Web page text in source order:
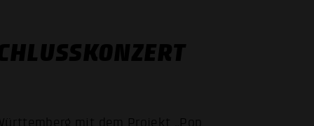
mit dem Projekt „Pop